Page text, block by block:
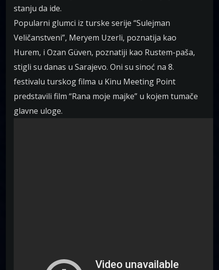
stanju da ide.
Popularni glumci iz turske serije “Sulejman
Veličanstveni”, Meryem Uzerli, poznatija kao
Hurem, i Ozan Güven, poznatiji kao Rustem-paša,
stigli su danas u Sarajevo. Oni su sinoć na 8.
festivalu turskog filma u Kinu Meeting Point
predstavili film “Rana moje majke” u kojem tumače
glavne uloge.